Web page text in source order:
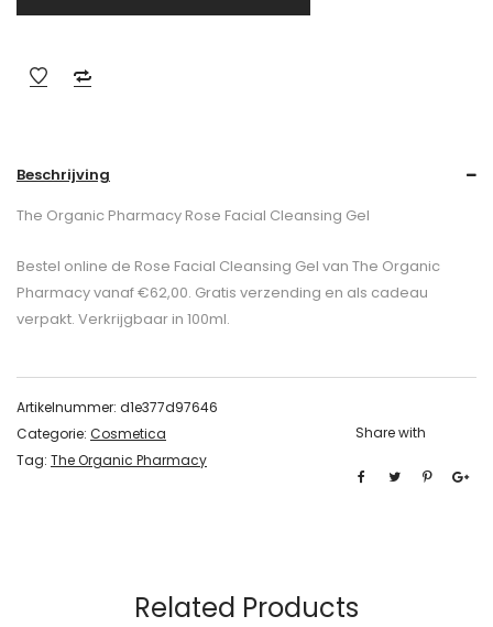
Beschrijving
The Organic Pharmacy Rose Facial Cleansing Gel
Bestel online de Rose Facial Cleansing Gel van The Organic
Pharmacy vanaf €62,00. Gratis verzending en als cadeau
verpakt. Verkrijgbaar in 100ml.
Artikelnummer: d1e377d97646
Categorie: Cosmetica
Tag: The Organic Pharmacy
Share with
Related Products